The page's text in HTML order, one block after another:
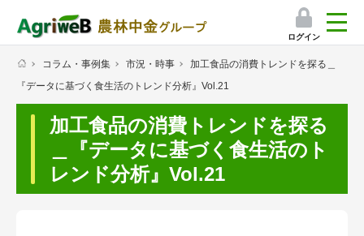
ログイン
検索
マイページ
プレミアムサービス
プレミアムサービスのご紹介
コラム・事例集 市況・時事
加工食品の消費トレンドを探る＿
『データに基づく食生活のトレンド分析』Vol.21
加工食品の消費トレンドを探る
＿『データに基づく食生活のト
レンド分析』Vol.21